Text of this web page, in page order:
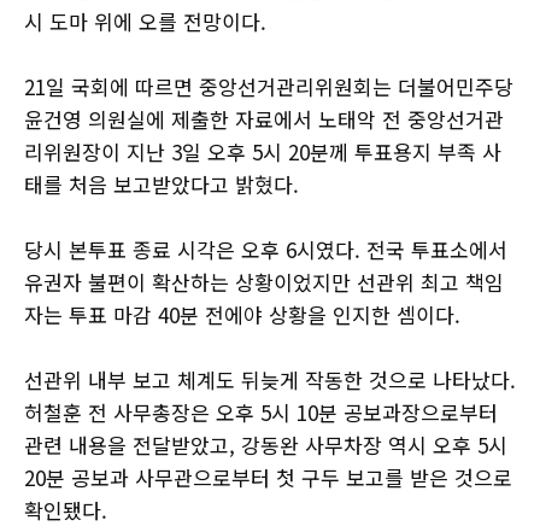
시 도마 위에 오를 전망이다.
21일 국회에 따르면 중앙선거관리위원회는 더불어민주당
윤건영 의원실에 제출한 자료에서 노태악 전 중앙선거관
리위원장이 지난 3일 오후 5시 20분께 투표용지 부족 사
태를 처음 보고받았다고 밝혔다.
당시 본투표 종료 시각은 오후 6시였다. 전국 투표소에서
유권자 불편이 확산하는 상황이었지만 선관위 최고 책임
자는 투표 마감 40분 전에야 상황을 인지한 셈이다.
선관위 내부 보고 체계도 뒤늦게 작동한 것으로 나타났다.
허철훈 전 사무총장은 오후 5시 10분 공보과장으로부터
관련 내용을 전달받았고, 강동완 사무차장 역시 오후 5시
20분 공보과 사무관으로부터 첫 구두 보고를 받은 것으로
확인됐다.